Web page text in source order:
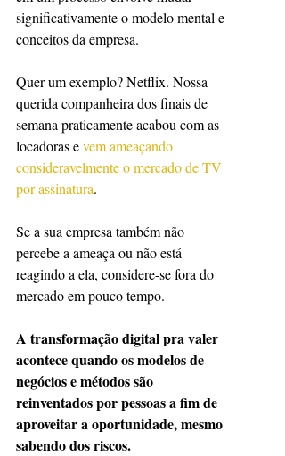
significativamente o modelo mental e
conceitos da empresa.
Quer um exemplo? Netflix. Nossa
querida companheira dos finais de
semana praticamente acabou com as
locadoras e vem ameaçando
consideravelmente o mercado de TV
por assinatura.
Se a sua empresa também não
percebe a ameaça ou não está
reagindo a ela, considere-se fora do
mercado em pouco tempo.
A transformação digital pra valer
acontece quando os modelos de
negócios e métodos são
reinventados por pessoas a fim de
aproveitar a oportunidade, mesmo
sabendo dos riscos.